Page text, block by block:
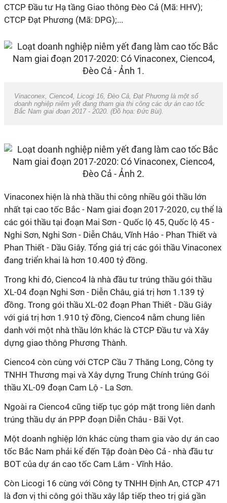
CTCP Đầu tư Hạ tầng Giao thông Đèo Cả (Mã: HHV);
CTCP Đạt Phương (Mã: DPG);...
Vinaconex, Cienco4, Licogi 16, Đèo Cả, Đạt Phương là một số
doanh nghiệp niêm yết đang tham gia thi công các dự án cao tốc
Bắc Nam giai đoạn 2017 - 2020. (Đồ họa: Đức Bùi).
Vinaconex hiện là nhà thầu thi công nhiều gói thầu lớn
nhất tại cao tốc Bắc - Nam giai đoạn 2017-2020, cụ thể là
các gói thầu tại đoạn Mai Sơn - Quốc lộ 45, Quốc lộ 45 -
Nghi Sơn, Nghi Sơn - Diễn Châu, Vĩnh Hảo - Phan Thiết và
Phan Thiết - Dầu Giây. Tổng giá trị các gói thầu Vinaconex
đang triển khai là hơn 10.400 tỷ đồng.
Trong khi đó, Cienco4 là nhà đầu tư trúng thầu gói thầu
XL-04 đoạn Nghi Sơn - Diễn Châu, giá trị hơn 1.139 tỷ
đồng. Trong gói thầu XL-02 đoạn Phan Thiết - Dầu Giây
với giá trị hơn 1.910 tỷ đồng, Cienco4 nằm chung liên
danh với một nhà thầu lớn khác là CTCP Đầu tư và Xây
dựng giao thông Phương Thành.
Cienco4 còn cùng với CTCP Cầu 7 Thăng Long, Công ty
TNHH Thương mại và Xây dựng Trung Chính trúng Gói
thầu XL-09 đoạn Cam Lộ - La Sơn.
Ngoài ra Cienco4 cũng tiếp tục góp mặt trong liên danh
trúng thầu dự án PPP đoạn Diễn Châu - Bãi Vọt.
Một doanh nghiệp lớn khác cùng tham gia vào dự án cao
tốc Bắc Nam phải kể đến Tập đoàn Đèo Cả - nhà đầu tư
BOT của dự án cao tốc Cam Lâm - Vĩnh Hảo.
Còn Licogi 16 cùng với Công ty TNHH Định An, CTCP 471
là đơn vị thi công gói thầu xây lắp tiếp theo trị giá gần